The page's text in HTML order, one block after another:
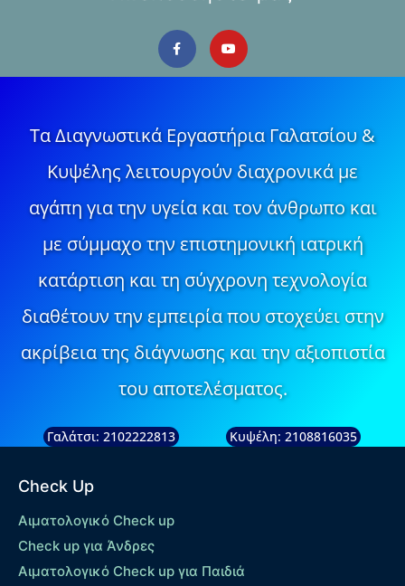
Τα Διαγνωστικά Εργαστήρια Γαλατσίου &
Κυψέλης λειτουργούν διαχρονικά με
αγάπη για την υγεία και τον άνθρωπο και
με σύμμαχο την επιστημονική ιατρική
κατάρτιση και τη σύγχρονη τεχνολογία
διαθέτουν την εμπειρία που στοχεύει στην
ακρίβεια της διάγνωσης και την αξιοπιστία
του αποτελέσματος.
Γαλάτσι: 2102222813 Κυψέλη: 2108816035
Check Up
Αιματολογικό Check up
Check up για Άνδρες
Αιματολογικό Check up για Παιδιά